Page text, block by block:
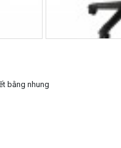
bằng nhung
lạnh (cold molded foam)